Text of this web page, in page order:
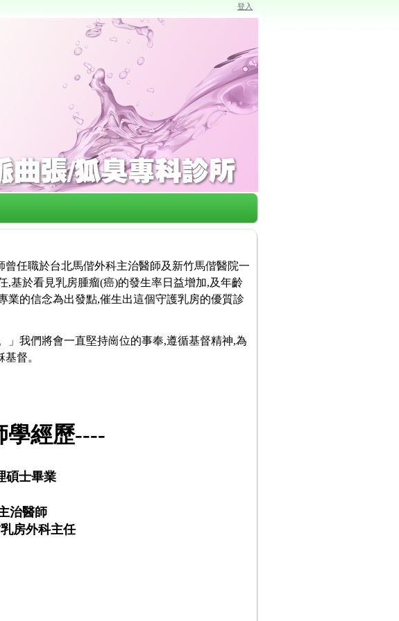
登入
曾任職於台北馬偕外科主治醫師及新竹馬偕醫院一
,基於看見乳房腫瘤(癌)的發生率日益增加,及年齡
業的信念為出發點,催生出這個守護乳房的優質診
」我們將會一直堅持崗位的事奉,遵循基督精神,為
督。
經歷----
碩士畢業
治醫師
房外科主任